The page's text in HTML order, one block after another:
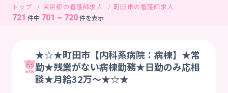
トップ 東京都の看護師求人 町田市の看護師求人
721 件中 701 ~ 720件を表示
★☆★町田市【内科系病院：病棟】★常
勤★残業がない病棟勤務★日勤のみ応相
談★月給32万～★☆★